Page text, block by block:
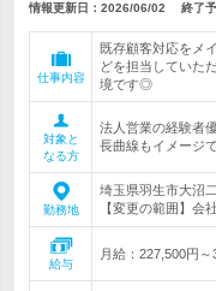
情報更新日：2026/06/02 終了
仕事内容
既存顧客対応をメ
どを担当していた
境です◎
対象と
なる方
法人営業の経験者
長曲線もイメージ
勤務地
埼玉県羽生市大沼
【変更の範囲】会
給与
月給：227,500円